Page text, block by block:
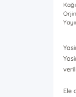
Ele